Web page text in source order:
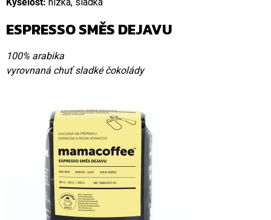
ESPRESSO SMĚS DEJAVU
100% arabika
vyrovnaná chuť sladké čokolády